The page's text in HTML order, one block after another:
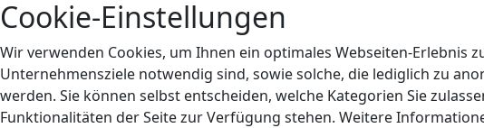
Cookie-Einstellungen
Wir verwenden Cookies, um Ihnen ein optimales Webseiten-Erlebnis
Unternehmensziele notwendig sind, sowie solche, die lediglich zu
werden. Sie können selbst entscheiden, welche Kategorien Sie
Funktionalitäten der Seite zur Verfügung stehen. Weitere